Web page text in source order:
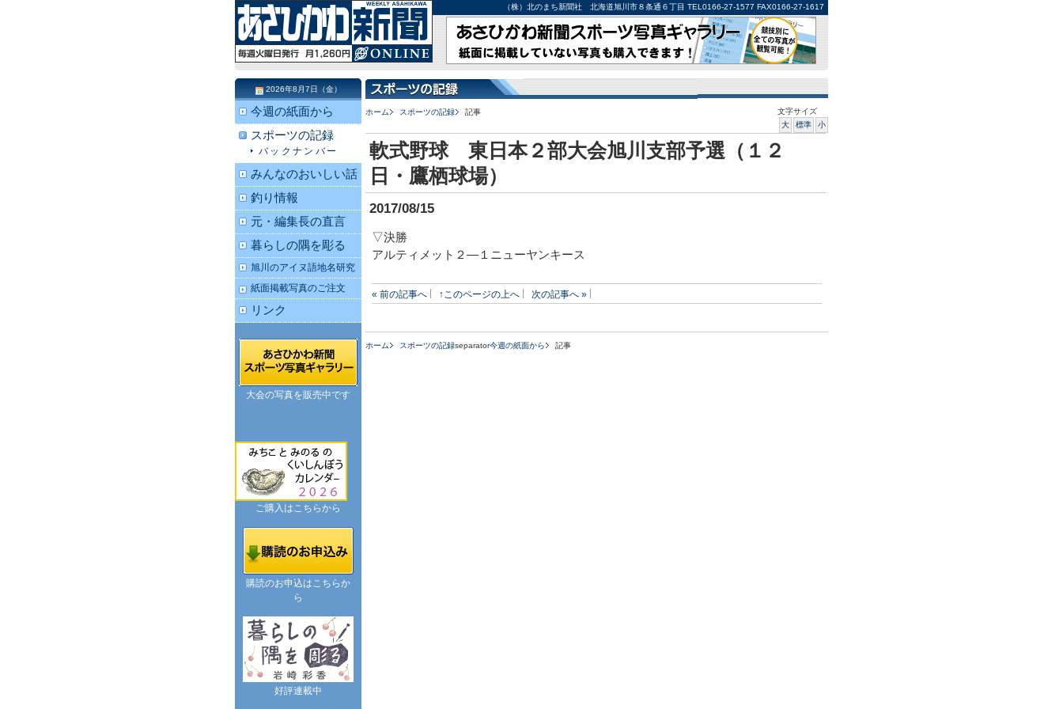
（株）北のまち新聞社 北海道旭川市８条通６丁目 TEL0166-27-1577 FAX0166-27-1617
ホーム スポーツの記録 記事
文字サイズ
大
標準 小
軟式野球 東日本２部大会旭川支部予選（１２
日・鷹栖球場）
2017/08/15
▽決勝
アルティメット２―１ニューヤンキース
« 前の記事へ ↑このページの上へ 次の記事へ »
ホーム スポーツの記録separator今週の紙面から 記事
2026年8月7日（金）
今週の紙面から
スポーツの記録
バックナンバー
みんなのおいしい話
釣り情報
元・編集長の直言
暮らしの隅を彫る
旭川のアイヌ語地名研究
紙面掲載写真のご注文
リンク
大会の写真を販売中です
ご購入はこちらから
購読のお申込はこちらか
ら
好評連載中